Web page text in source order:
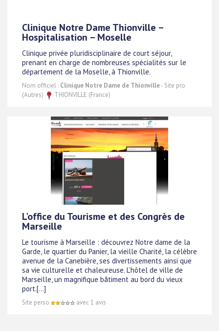
Clinique Notre Dame Thionville –
Hospitalisation – Moselle
Clinique privée pluridisciplinaire de court séjour,
prenant en charge de nombreuses spécialités sur le
département de la Moselle, à Thionville.
Nom officiel : Clinique Notre Dame de Thionville- Site pro
(Autres)
THIONVILLE (France)
L'office du Tourisme et des Congrès de
Marseille
Le tourisme à Marseille : découvrez Notre dame de la
Garde, le quartier du Panier, la vieille Charité, la célèbre
avenue de la Canebière, ses divertissements ainsi que
sa vie culturelle et chaleureuse. L'hôtel de ville de
Marseille, un magnifique bâtiment au bord du vieux
port.[...]
Site perso avec 1 avis